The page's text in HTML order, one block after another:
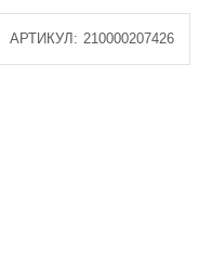
АРТИКУЛ: 210000207426